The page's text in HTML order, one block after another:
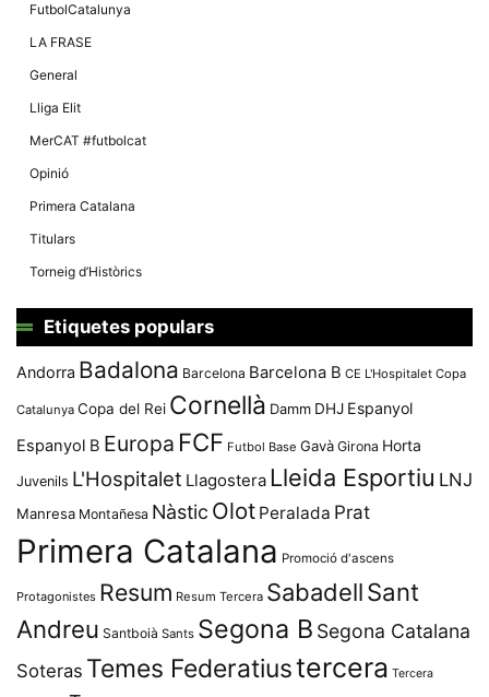
FutbolCatalunya
LA FRASE
General
Lliga Elit
MerCAT #futbolcat
Opinió
Primera Catalana
Titulars
Torneig d’Històrics
Etiquetes populars
Andorra Badalona Barcelona Barcelona B CE L'Hospitalet Copa
Catalunya Copa del Rei Cornellà Damm DHJ Espanyol
Espanyol B Europa FCF Futbol Base Gavà Girona Horta
Juvenils L'Hospitalet Llagostera Lleida Esportiu LNJ
Manresa Montañesa Nàstic Olot Peralada Prat
Primera Catalana Promoció d'ascens
Protagonistes Resum Resum Tercera SabadellSant
Andreu Santboià Sants Segona B Segona Catalana
Soteras Temes Federatiustercera Tercera